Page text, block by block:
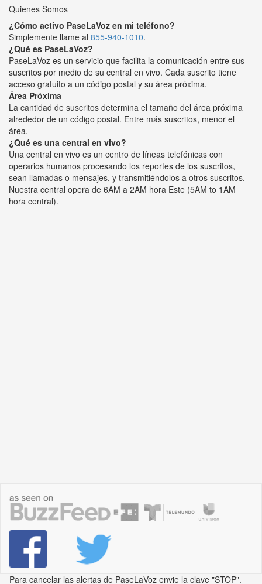
Quienes Somos
¿Cómo activo PaseLaVoz en mi teléfono?
Simplemente llame al 855-940-1010.
¿Qué es PaseLaVoz?
PaseLaVoz es un servicio que facilita la comunicación entre sus
suscritos por medio de su central en vivo. Cada suscrito tiene
acceso gratuito a un código postal y su área próxima.
Área Próxima
La cantidad de suscritos determina el tamaño del área próxima
alrededor de un código postal. Entre más suscritos, menor el
área.
¿Qué es una central en vivo?
Una central en vivo es un centro de líneas telefónicas con
operarios humanos procesando los reportes de los suscritos,
sean llamadas o mensajes, y transmitiéndolos a otros suscritos.
Nuestra central opera de 6AM a 2AM hora Este (5AM to 1AM
hora central).
Para cancelar las alertas de PaseLaVoz envie la clave "STOP".